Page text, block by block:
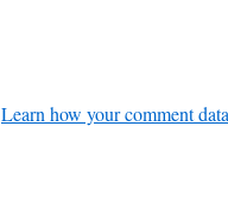
Learn how your comment